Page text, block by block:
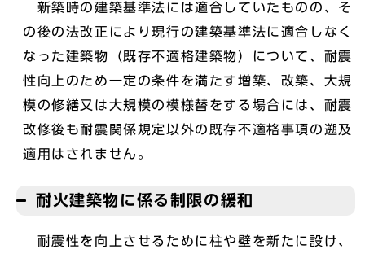
新築時の建築基準法には適合していたものの、そ
の後の法改正により現行の建築基準法に適合しなく
なった建築物（既存不適格建築物）について、耐震
性向上のため一定の条件を満たす増築、改築、大規
模の修繕又は大規模の模様替をする場合には、耐震
改修後も耐震関係規定以外の既存不適格事項の遡及
適用はされません。
耐火建築物に係る制限の緩和
耐震性を向上させるために柱や壁を新たに設け、